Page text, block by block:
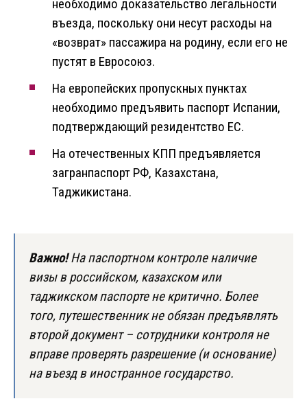
необходимо доказательство легальности
въезда, поскольку они несут расходы на
«возврат» пассажира на родину, если его не
пустят в Евросоюз.
На европейских пропускных пунктах
необходимо предъявить паспорт Испании,
подтверждающий резидентство ЕС.
На отечественных КПП предъявляется
загранпаспорт РФ, Казахстана,
Таджикистана.
Важно!На паспортном контроле наличие
визы в российском, казахском или
таджикском паспорте не критично. Более
того, путешественник не обязан предъявлять
второй документ – сотрудники контроля не
вправе проверять разрешение (и основание)
на въезд в иностранное государство.